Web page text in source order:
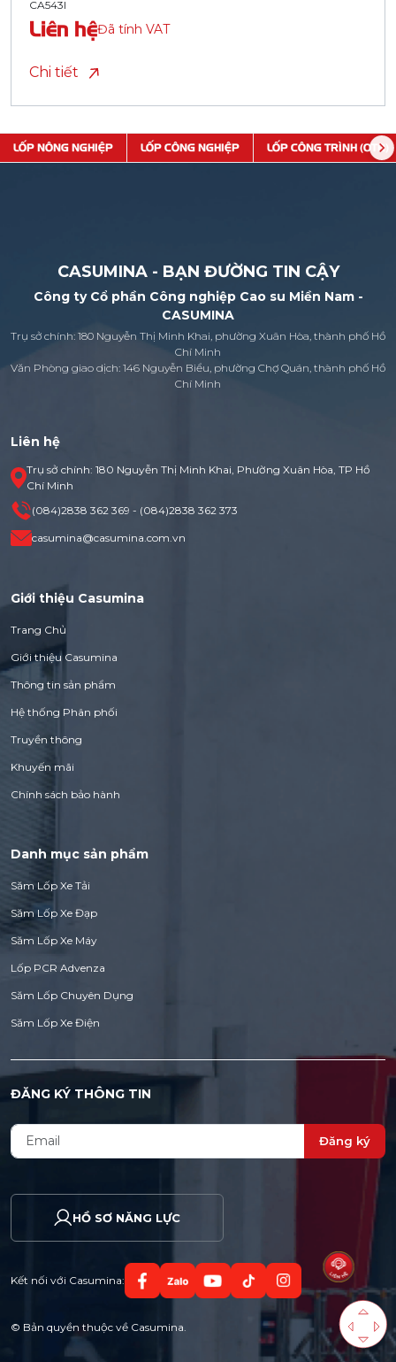
CA543I
Liên hệĐã tính VAT
Chi tiết
LỐP NÔNG NGHIỆP LỐP CÔNG NGHIỆP LỐP CÔNG TRÌNH (OTR)
CASUMINA - BẠN ĐƯỜNG TIN CẬY
Công ty Cổ phần Công nghiệp Cao su Miền Nam -
CASUMINA
Trụ sở chính: 180 Nguyễn Thị Minh Khai, phường Xuân Hòa, thành phố Hồ
Chí Minh
Văn Phòng giao dịch: 146 Nguyễn Biểu, phường Chợ Quán, thành phố Hồ
Chí Minh
Liên hệ
Trụ sở chính: 180 Nguyễn Thị Minh Khai, Phường Xuân Hòa, TP Hồ
Chí Minh
(084)2838 362 369 - (084)2838 362 373
casumina@casumina.com.vn
Giới thiệu Casumina
Trang Chủ
Giới thiệu Casumina
Thông tin sản phẩm
Hệ thống Phân phối
Truyền thông
Khuyến mãi
Chính sách bảo hành
Danh mục sản phẩm
Săm Lốp Xe Tải
Săm Lốp Xe Đạp
Săm Lốp Xe Máy
Lốp PCR Advenza
Săm Lốp Chuyên Dụng
Săm Lốp Xe Điện
ĐĂNG KÝ THÔNG TIN
Đăng ký
HỒ SƠ NĂNG LỰC
Kết nối với Casumina:
© Bản quyền thuộc về Casumina.